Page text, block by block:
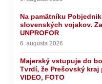
Na pamätníku
slovenských vojakov.
UNPROFOR
6. augusta 2026
Majerský vstupuje do
Tvrdí, že Prešovský
VIDEO, FOTO